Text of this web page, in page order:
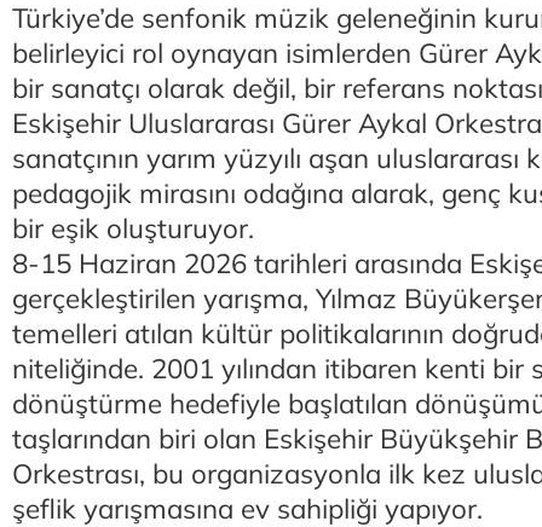
Türkiye’de senfonik müzik geleneğinin
belirleyici rol oynayan isimlerden Gürer
bir sanatçı olarak değil, bir referans
Eskişehir Uluslararası Gürer Aykal Orkestra
sanatçının yarım yüzyılı aşan uluslararası
pedagojik mirasını odağına alarak, genç
bir eşik oluşturuyor.
8-15 Haziran 2026 tarihleri arasında
gerçekleştirilen yarışma, Yılmaz
temelleri atılan kültür politikalarının
niteliğinde. 2001 yılından itibaren kenti bir
dönüştürme hedefiyle başlatılan
taşlarından biri olan Eskişehir Büyükşehir
Orkestrası, bu organizasyonla ilk kez
şeflik yarışmasına ev sahipliği yapıyor.